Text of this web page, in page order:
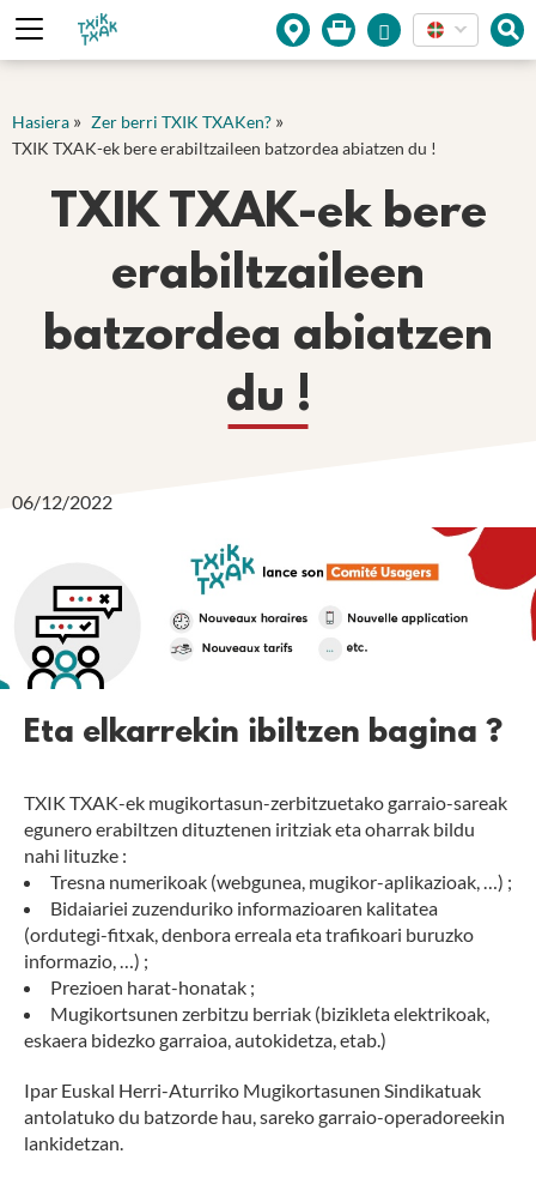
Cookies management panel
Hasiera » Zer berri TXIK TXAKen? »
TXIK TXAK-ek bere erabiltzaileen batzordea abiatzen du !
TXIK TXAK-ek bere
erabiltzaileen
batzordea abiatzen
du !
06/12/2022
Eta elkarrekin ibiltzen bagina ?
TXIK TXAK-ek mugikortasun-zerbitzuetako garraio-sareak
egunero erabiltzen dituztenen iritziak eta oharrak bildu
nahi lituzke :
Tresna numerikoak (webgunea, mugikor-aplikazioak, …) ;
Bidaiariei zuzenduriko informazioaren kalitatea
(ordutegi-fitxak, denbora erreala eta trafikoari buruzko
informazio, …) ;
Prezioen harat-honatak ;
Mugikortsunen zerbitzu berriak (bizikleta elektrikoak,
eskaera bidezko garraioa, autokidetza, etab.)
Ipar Euskal Herri-Aturriko Mugikortasunen Sindikatuak
antolatuko du batzorde hau, sareko garraio-operadoreekin
lankidetzan.